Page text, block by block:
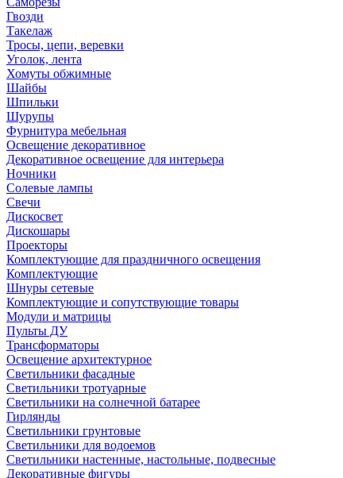
Гвозди
Такелаж
Тросы, цепи, веревки
Уголок, лента
Хомуты обжимные
Шайбы
Шпильки
Шурупы
Фурнитура мебельная
Освещение декоративное
Декоративное освещение для интерьера
Ночники
Солевые лампы
Свечи
Дискосвет
Дискошары
Проекторы
Комплектующие для праздничного освещения
Комплектующие
Шнуры сетевые
Комплектующие и сопутствующие товары
Модули и матрицы
Пульты ДУ
Трансформаторы
Освещение архитектурное
Светильники фасадные
Светильники тротуарные
Светильники на солнечной батарее
Гирлянды
Светильники грунтовые
Светильники для водоемов
Светильники настенные, настольные, подвесные
Декоративные фигуры